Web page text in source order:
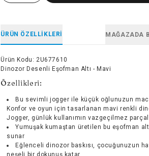
ÜRÜN ÖZELLIKLERI MAĞAZADA
Ürün Kodu : 2U677610
Dinozor Desenli Eşofman Altı - Mavi
Özellikleri:
Bu sevimli jogger ile küçük oğlunuzun
Konfor ve oyun için tasarlanan mavi renkli
Jogger, günlük kullanımın vazgeçilmez
Yumuşak kumaştan üretilen bu eşofman
sunar
Eğlenceli dinozor baskısı, çocuğunuzun
neşeli bir dokunuş katar